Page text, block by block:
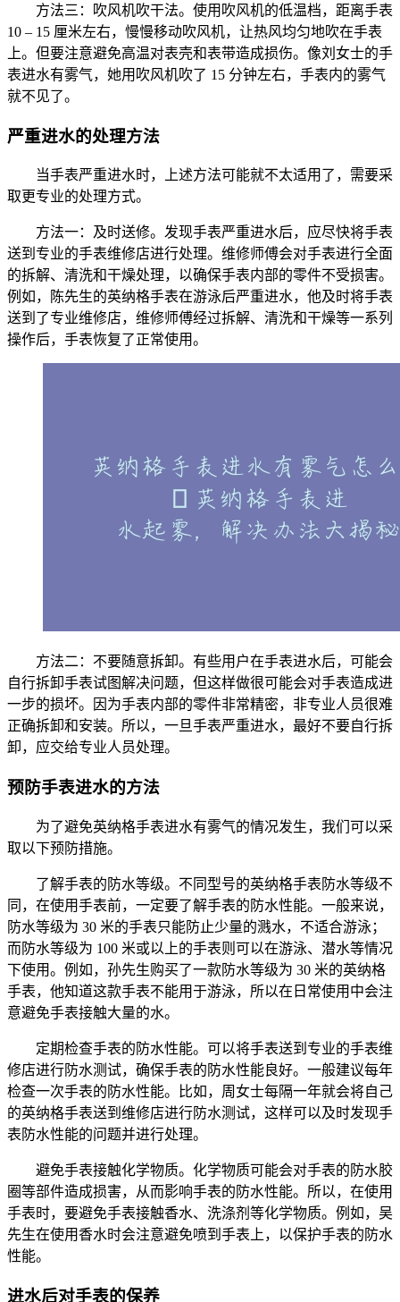
方法三：吹风机吹干法。使用吹风机的低温档，距离手表
10 – 15 厘米左右，慢慢移动吹风机，让热风均匀地吹在手表
上。但要注意避免高温对表壳和表带造成损伤。像刘女士的手
表进水有雾气，她用吹风机吹了 15 分钟左右，手表内的雾气
就不见了。
严重进水的处理方法
当手表严重进水时，上述方法可能就不太适用了，需要采
取更专业的处理方式。
方法一：及时送修。发现手表严重进水后，应尽快将手表
送到专业的手表维修店进行处理。维修师傅会对手表进行全面
的拆解、清洗和干燥处理，以确保手表内部的零件不受损害。
例如，陈先生的英纳格手表在游泳后严重进水，他及时将手表
送到了专业维修店，维修师傅经过拆解、清洗和干燥等一系列
操作后，手表恢复了正常使用。
方法二：不要随意拆卸。有些用户在手表进水后，可能会
自行拆卸手表试图解决问题，但这样做很可能会对手表造成进
一步的损坏。因为手表内部的零件非常精密，非专业人员很难
正确拆卸和安装。所以，一旦手表严重进水，最好不要自行拆
卸，应交给专业人员处理。
预防手表进水的方法
为了避免英纳格手表进水有雾气的情况发生，我们可以采
取以下预防措施。
了解手表的防水等级。不同型号的英纳格手表防水等级不
同，在使用手表前，一定要了解手表的防水性能。一般来说，
防水等级为 30 米的手表只能防止少量的溅水，不适合游泳；
而防水等级为 100 米或以上的手表则可以在游泳、潜水等情况
下使用。例如，孙先生购买了一款防水等级为 30 米的英纳格
手表，他知道这款手表不能用于游泳，所以在日常使用中会注
意避免手表接触大量的水。
定期检查手表的防水性能。可以将手表送到专业的手表维
修店进行防水测试，确保手表的防水性能良好。一般建议每年
检查一次手表的防水性能。比如，周女士每隔一年就会将自己
的英纳格手表送到维修店进行防水测试，这样可以及时发现手
表防水性能的问题并进行处理。
避免手表接触化学物质。化学物质可能会对手表的防水胶
圈等部件造成损害，从而影响手表的防水性能。所以，在使用
手表时，要避免手表接触香水、洗涤剂等化学物质。例如，吴
先生在使用香水时会注意避免喷到手表上，以保护手表的防水
性能。
进水后对手表的保养